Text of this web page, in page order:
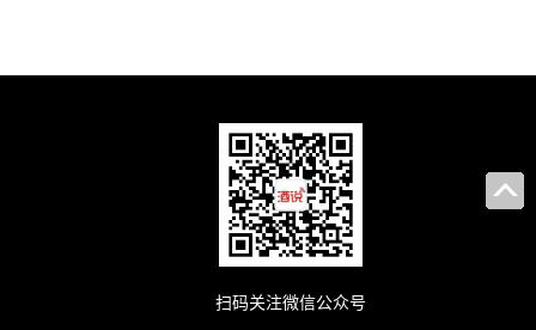
扫码关注微信公众号